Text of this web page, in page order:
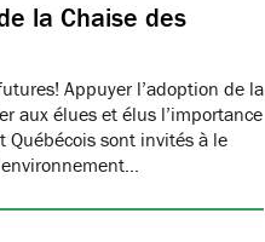
la Chaise des
Appuyer l’adoption de la
aux élues et élus l’importance
Québécois sont invités à le